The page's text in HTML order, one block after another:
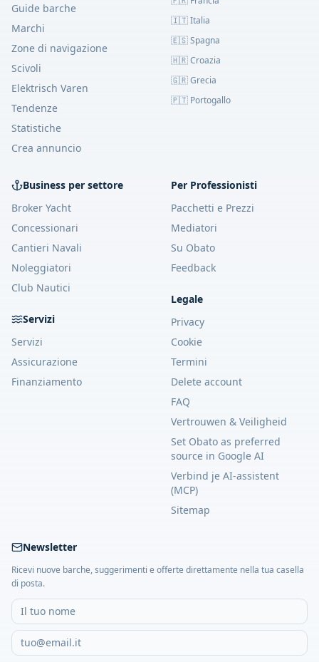
Guide barche
Marchi
Zone di navigazione
Scivoli
Elektrisch Varen
Tendenze
Statistiche
Crea annuncio
🇮🇹 Italia
🇪🇸 Spagna
🇭🇷 Croazia
🇬🇷 Grecia
🇵🇹 Portogallo
Business per settore
Broker Yacht
Concessionari
Cantieri Navali
Noleggiatori
Club Nautici
Servizi
Servizi
Assicurazione
Finanziamento
Per Professionisti
Pacchetti e Prezzi
Mediatori
Su Obato
Feedback
Legale
Privacy
Cookie
Termini
Delete account
FAQ
Vertrouwen & Veiligheid
Set Obato as preferred
source in Google AI
Verbind je AI-assistent
(MCP)
Sitemap
Newsletter
Ricevi nuove barche, suggerimenti e offerte direttamente nella tua casella
di posta.